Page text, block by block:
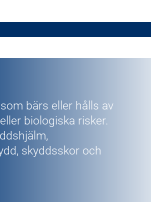
bärs eller hålls av
biologiska risker.
skyddsskor och